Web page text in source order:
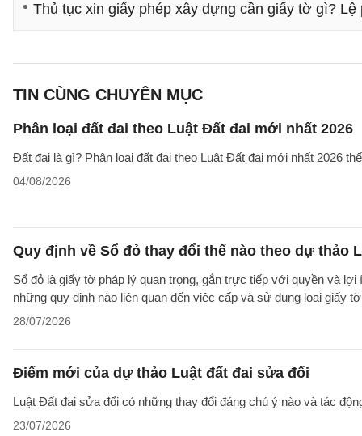
Thủ tục xin giấy phép xây dựng cần giấy tờ gì? Lệ
TIN CÙNG CHUYÊN MỤC
Phân loại đất đai theo Luật Đất đai mới nhất 2026
Đất đai là gì? Phân loại đất đai theo Luật Đất đai mới nhất 2026
04/08/2026
Quy định về Sổ đỏ thay đổi thế nào theo dự thảo
Sổ đỏ là giấy tờ pháp lý quan trọng, gắn trực tiếp với quyền và
những quy định nào liên quan đến việc cấp và sử dụng loại giấy
28/07/2026
Điểm mới của dự thảo Luật đất đai sửa đổi
Luật Đất đai sửa đổi có những thay đổi đáng chú ý nào và tác
23/07/2026